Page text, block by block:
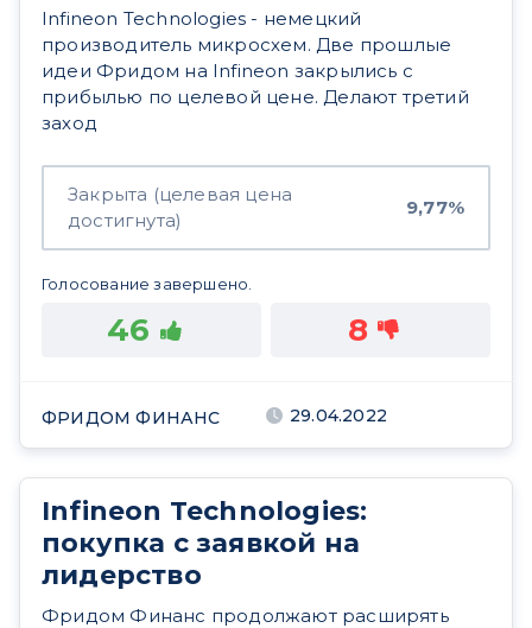
Infineon Technologies - немецкий
производитель микросхем. Две прошлые
идеи Фридом на Infineon закрылись с
прибылью по целевой цене. Делают третий
заход
Закрыта (целевая цена
достигнута)
9,77%
Голосование завершено.
46 8
ФРИДОМ ФИНАНС 29.04.2022
Infineon Technologies:
покупка с заявкой на
лидерство
Фридом Финанс продолжают расширять